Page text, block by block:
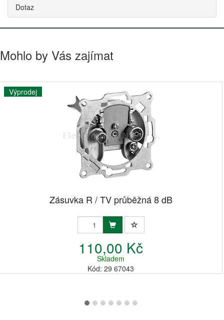
Dotaz
Mohlo by Vás zajímat
Výprodej
Zásuvka R / TV průběžná 8 dB
110,00 Kč
Skladem
Kód: 29 67043